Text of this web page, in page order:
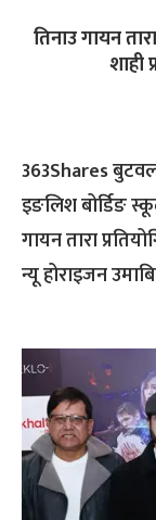
तिनाउ गायन
शाही
363Shares
इङलिश बोर्डिङ
गायन तारा
न्यू होराइजन